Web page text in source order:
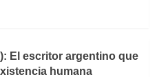
El escritor argentino que
humana